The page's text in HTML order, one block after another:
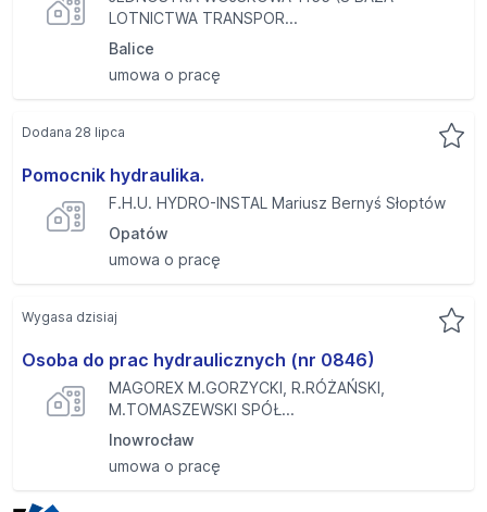
LOTNICTWA TRANSPOR...
Balice
umowa o pracę
Pomocnik hydraulika.
F.H.U. HYDRO-INSTAL Mariusz Bernyś Słoptów
Opatów
umowa o pracę
Dodana 28 lipca
Osoba do prac hydraulicznych (nr 0846)
MAGOREX M.GORZYCKI, R.RÓŻAŃSKI,
M.TOMASZEWSKI SPÓŁ...
Inowrocław
umowa o pracę
Wygasa dzisiaj